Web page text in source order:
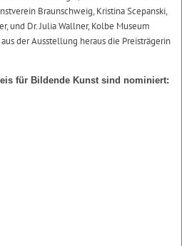
Braunschweig, Kristina Scepanski,
und Dr. Julia Wallner, Kolbe Museum
der Ausstellung heraus die Preisträgerin
für Bildende Kunst sind nominiert: